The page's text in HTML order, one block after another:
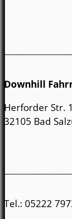
Downhill
Herforder Str.
32105 Bad
Tel.: 05222